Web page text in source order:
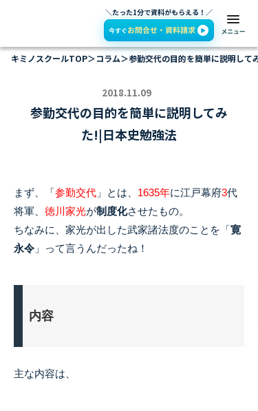
＼たった1分で資料がもらえる！／
キミノスクールTOP＞コラム＞参勤交代の目的を簡単に説明して
2018.11.09
参勤交代の目的を簡単に説明してみ
た!|日本史勉強法
まず、「参勤交代 」とは、 1635年に江戸幕府3代
将軍、 徳川家光が制度化させたもの。
ちなみに、家光が出した武家諸法度のことを「寛
永令 」って言うんだったね！
内容
主な内容は、